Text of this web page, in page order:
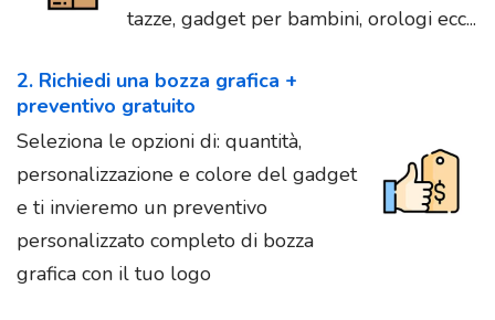
tazze, gadget per bambini, orologi ecc...
2. Richiedi una bozza grafica +
preventivo gratuito
Seleziona le opzioni di: quantità,
personalizzazione e colore del gadget
e ti invieremo un preventivo
personalizzato completo di bozza
grafica con il tuo logo